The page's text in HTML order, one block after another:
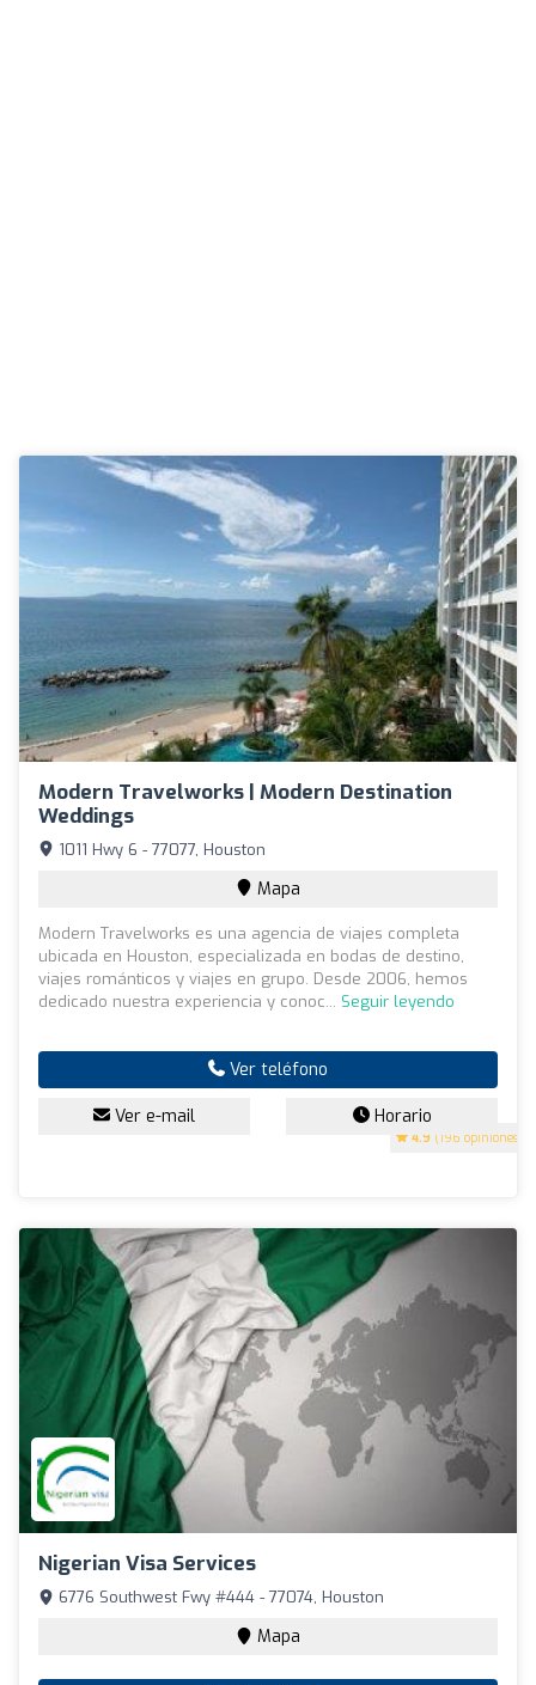
Modern Travelworks | Modern Destination
Weddings
4.9 (196 opiniones)
1011 Hwy 6 - 77077, Houston
Mapa
Modern Travelworks es una agencia de viajes completa
ubicada en Houston, especializada en bodas de destino,
viajes románticos y viajes en grupo. Desde 2006, hemos
dedicado nuestra experiencia y conoc... Seguir leyendo
Ver teléfono
Ver e-mail Horario
Nigerian Visa Services
6776 Southwest Fwy #444 - 77074, Houston
Mapa